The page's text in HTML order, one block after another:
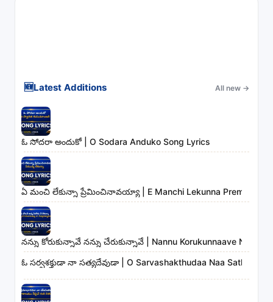
🆕Latest Additions All new →
ఓ సోదరా అందుకో | O Sodara Anduko Song Lyrics
ఏ మంచి లేకున్నా ప్రేమించినావయ్యా | E Manchi Lekunna
నన్ను కోరుకున్నావే నన్ను చేరుకున్నావే | Nannu Korukunnaave Nannu
ఓ సర్వశక్తుడా నా సత్యదేవుడా | O Sarvashakthudaa Naa